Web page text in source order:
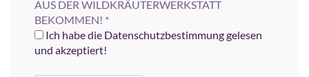
AUS DER WILDKRÄUTERWERKSTATT
BEKOMMEN! *
Ich habe die Datenschutzbestimmung gelesen
und akzeptiert!